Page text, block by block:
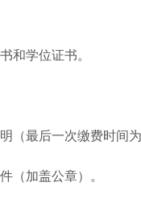
和学位证书。
（最后一次缴费时间
（加盖公章）。